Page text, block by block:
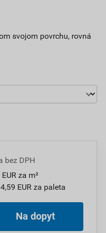
svojom povrchu, rovná
bez DPH
za m²
EUR za paleta
Na dopyt